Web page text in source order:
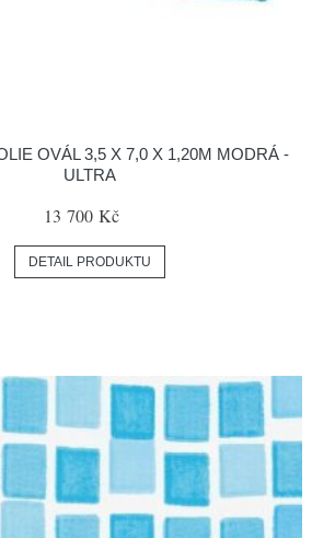
OVÁL 3,5 X 7,0 X 1,20M MODRÁ -
ULTRA
13 700 Kč
DETAIL PRODUKTU